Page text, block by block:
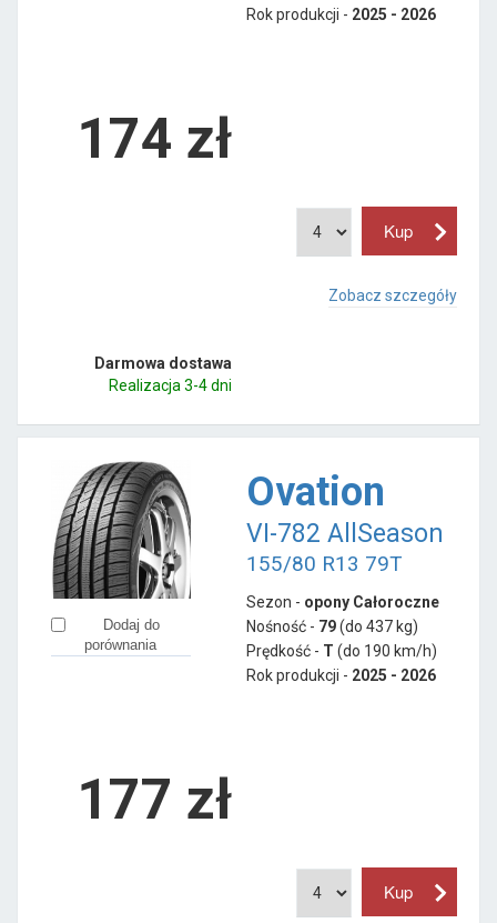
Rok produkcji - 2025 - 2026
174 zł
Zobacz szczegóły
Darmowa dostawa
Realizacja 3-4 dni
Dodaj do
porównania
Ovation
VI-782 AllSeason
155/80 R13 79T
Sezon - opony Całoroczne
Nośność - 79(do 437 kg)
Prędkość - T (do 190 km/h)
Rok produkcji - 2025 - 2026
177 zł